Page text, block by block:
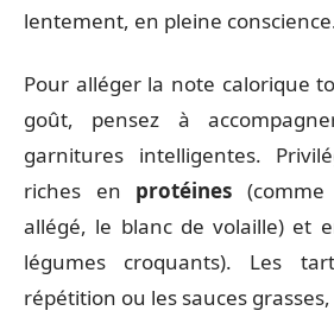
lentement, en pleine
Pour alléger la note calorique
goût, pensez à
garnitures intelligentes.
riches en protéines
allégé, le blanc de volaille) et
légumes croquants). Les
répétition ou les sauces